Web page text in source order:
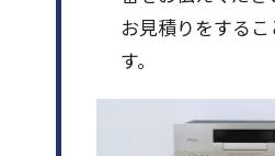
お見積りをする
す。